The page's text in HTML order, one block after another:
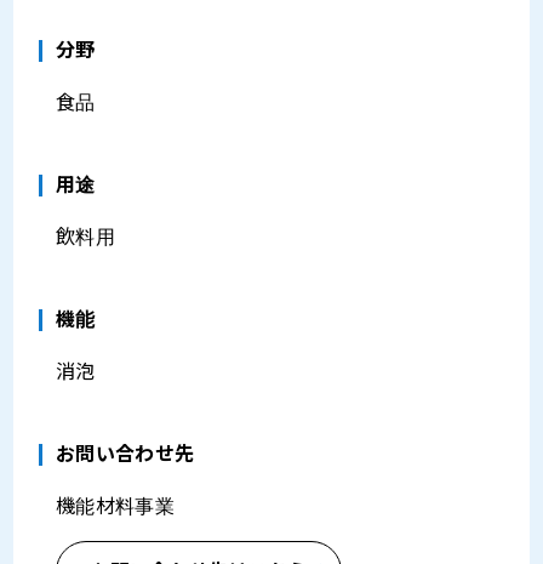
分野
食品
⽤途
飲料用
機能
消泡
お問い合わせ先
機能材料事業